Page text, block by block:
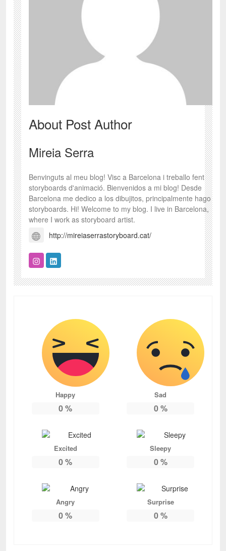
About Post Author
Mireia Serra
Benvinguts al meu blog! Visc a Barcelona i treballo fent
storyboards d'animació. Bienvenidos a mi blog! Desde
Barcelona me dedico a los dibujitos, principalmente hago
storyboards. Hi! Welcome to my blog. I live in Barcelona,
where I work as storyboard artist.
http://mireiaserrastoryboard.cat/
Happy
0%
Sad
0%
Excited
0%
Sleepy
0%
Angry
0%
Surprise
0%